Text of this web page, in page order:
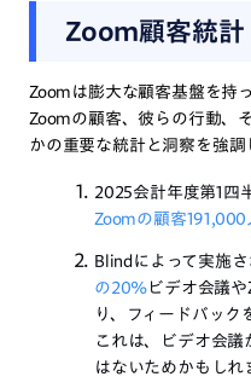
Zoom顧客統計
Zoomは膨大な顧客基盤を持
Zoomの顧客、彼らの行動、
かの重要な統計と洞察を強調
2025会計年度第1四
Zoomの顧客191,000
Blindによって実施
の20% ビデオ会議
り、フィードバック
これは、ビデオ会
はないためかもしれ